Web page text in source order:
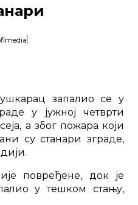
запалио се у
у јужној четврти
а због пожара који
су станари зграде,
повређене, док је
у тешком стању,